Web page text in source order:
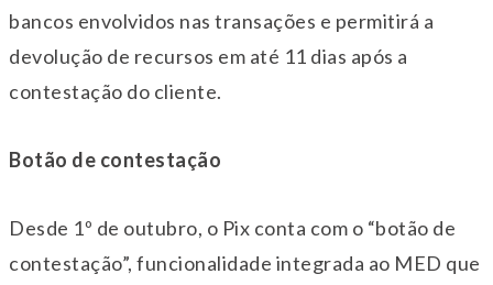
bancos envolvidos nas transações e permitirá a
devolução de recursos em até 11 dias após a
contestação do cliente.
Botão de contestação
Desde 1º de outubro, o Pix conta com o “botão de
contestação”, funcionalidade integrada ao MED que